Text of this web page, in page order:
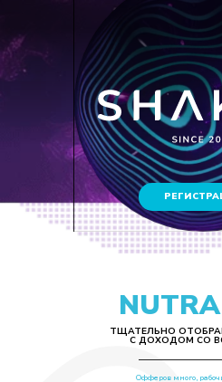
ТЩАТЕЛЬНО
С ДОХОДОМ СО
Офферов много,